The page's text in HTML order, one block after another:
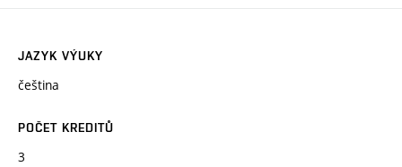
JAZYK VÝUKY
čeština
POČET KREDITŮ
3